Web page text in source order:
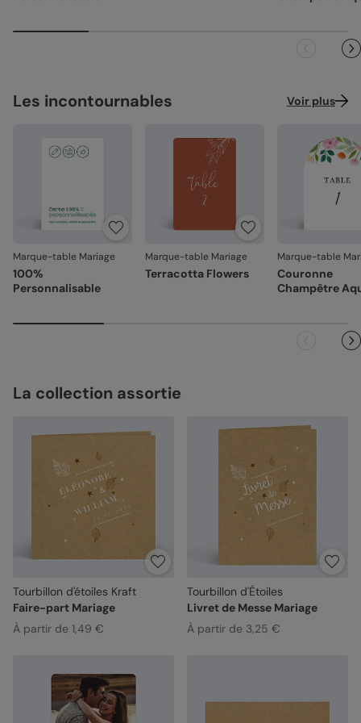
Les incontournables Voir plus
Marque-table Mariage
100%
Personnalisable
Marque-table Mariage
Terracotta Flowers
Marque-table
Couronne
Champêtre
La collection assortie
Tourbillon d'étoiles Kraft
Faire-part Mariage
À partir de 1,49 €
Tourbillon d'Étoiles
Livret de Messe Mariage
À partir de 3,25 €